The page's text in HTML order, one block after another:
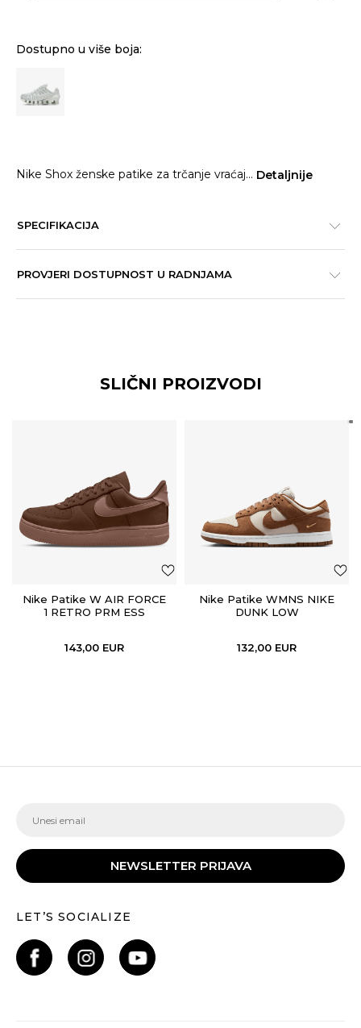
Dostupno u više boja:
Nike Shox ženske patike za trčanje vraćaj... Detaljnije
SPECIFIKACIJA
PROVJERI DOSTUPNOST U RADNJAMA
SLIČNI PROIZVODI
Nike Patike W AIR FORCE
1 RETRO PRM ESS
143,00 EUR
Nike Patike WMNS NIKE
DUNK LOW
132,00 EUR
NEWSLETTER PRIJAVA
LET’S SOCIALIZE